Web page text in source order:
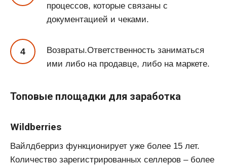
процессов, которые связаны с
документацией и чеками.
Возвраты.Ответственность заниматься
ими либо на продавце, либо на маркете.
Топовые площадки для заработка
Wildberries
Вайлдберриз функционирует уже более 15 лет.
Количество зарегистрированных селлеров – более